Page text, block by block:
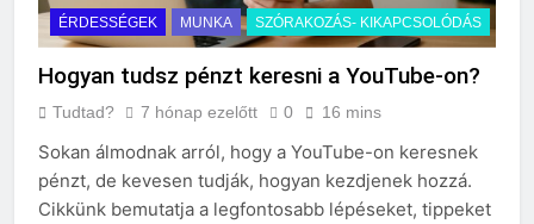
ÉRDESSÉGEK MUNKA SZÓRAKOZÁS- KIKAPCSOLÓDÁS
Hogyan tudsz pénzt keresni a YouTube-on?
Tudtad? 7 hónap ezelőtt 0 16 mins
Sokan álmodnak arról, hogy a YouTube-on keresnek
pénzt, de kevesen tudják, hogyan kezdjenek hozzá.
Cikkünk bemutatja a legfontosabb lépéseket, tippeket